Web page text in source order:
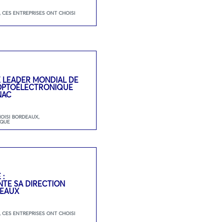
CES ENTREPRISES ONT CHOISI
LEADER MONDIAL DE
BORDEAUX,
:
SA DIRECTION
CES ENTREPRISES ONT CHOISI